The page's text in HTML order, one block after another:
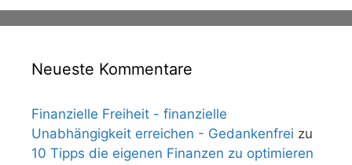
Neueste Kommentare
Finanzielle Freiheit - finanzielle
Unabhängigkeit erreichen - Gedankenfrei zu
10 Tipps die eigenen Finanzen zu optimieren